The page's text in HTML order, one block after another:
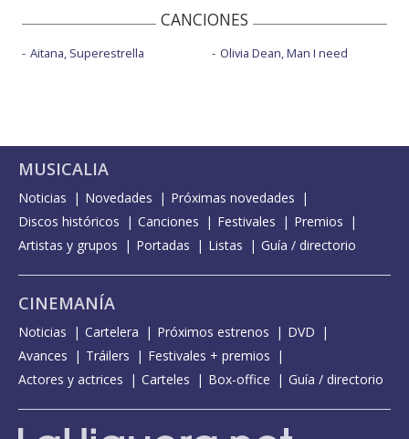
CANCIONES
Aitana, Superestrella Olivia Dean, Man I need
MUSICALIA
Noticias Novedades
Próximas novedades
Discos históricos
Canciones Festivales
Premios
Artistas y grupos
Portadas Listas Guía / directorio
CINEMANÍA
Noticias Cartelera Próximos estrenos
DVD
Avances
Tráilers
Festivales + premios
Actores y actrices
Carteles Box-office Guía / directorio